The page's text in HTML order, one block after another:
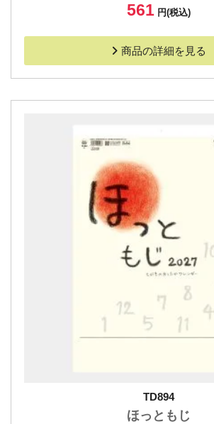
561 円(税込)
商品の詳細を見る
TD894
ほっともじ